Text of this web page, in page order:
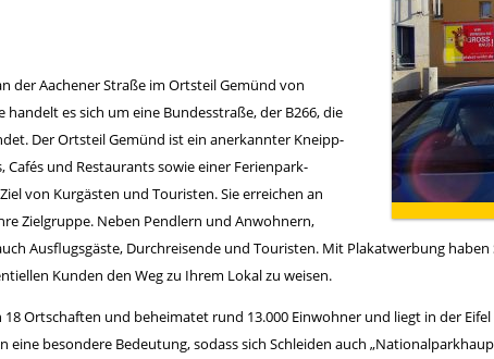
der Aachener Straße im Ortsteil Gemünd von
handelt es sich um eine Bundesstraße, der B266, die
Der Ortsteil Gemünd ist ein anerkannter Kneipp-
und Restaurants sowie einer Ferienpark-
von Kurgästen und Touristen. Sie erreichen an
Zielgruppe. Neben Pendlern und Anwohnern,
Ausflugsgäste, Durchreisende und Touristen. Mit Plakatwerbung
Kunden den Weg zu Ihrem Lokal zu weisen.
18 Ortschaften und beheimatet rund 13.000 Einwohner und liegt in der
eine besondere Bedeutung, sodass sich Schleiden auch